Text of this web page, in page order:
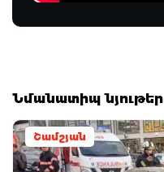
Նմանատիպ նյութեր
Շամշյան